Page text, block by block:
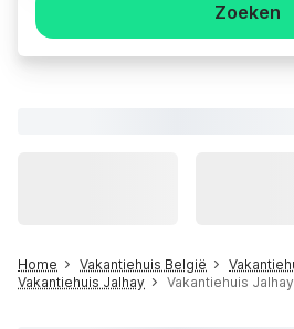
Zoeken
Home Vakantiehuis België
Vakantiehuis Jalhay
Vakantiehuis